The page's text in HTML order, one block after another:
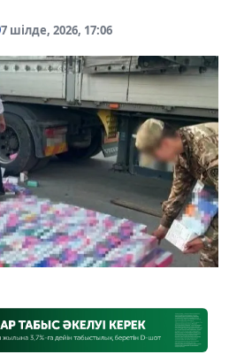
7 шілде, 2026, 17:06